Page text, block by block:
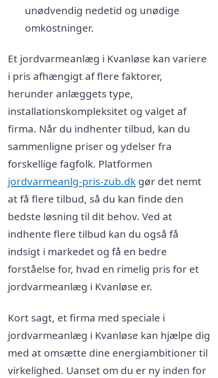
unødvendig nedetid og unødige
omkostninger.
Et jordvarmeanlæg i Kvanløse kan variere
i pris afhængigt af flere faktorer,
herunder anlæggets type,
installationskompleksitet og valget af
firma. Når du indhenter tilbud, kan du
sammenligne priser og ydelser fra
forskellige fagfolk. Platformen
jordvarmeanlg-pris-zub.dk gør det nemt
at få flere tilbud, så du kan finde den
bedste løsning til dit behov. Ved at
indhente flere tilbud kan du også få
indsigt i markedet og få en bedre
forståelse for, hvad en rimelig pris for et
jordvarmeanlæg i Kvanløse er.
Kort sagt, et firma med speciale i
jordvarmeanlæg i Kvanløse kan hjælpe dig
med at omsætte dine energiambitioner til
virkelighed. Uanset om du er ny inden for